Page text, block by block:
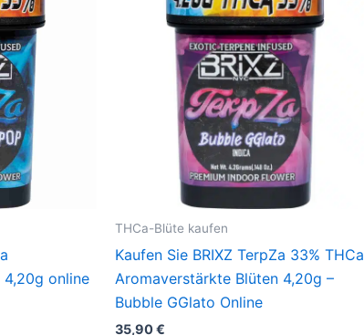
online
THCa-Blüte kaufen
Kaufen Sie BRIXZ TerpZa 33% THCa
Aromaverstärkte Blüten 4,20g –
Bubble GGlato Online
35,90€